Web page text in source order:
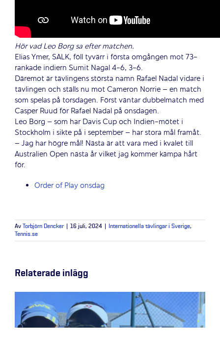
Hör vad Leo Borg sa efter matchen.
Elias Ymer, SALK, föll tyvärr i första omgången mot 73-
rankade indiern Sumit Nagal 4-6, 3-6.
Däremot är tävlingens största namn Rafael Nadal vidare i
tävlingen och ställs nu mot Cameron Norrie – en match
som spelas på torsdagen. Först väntar dubbelmatch med
Casper Ruud för Rafael Nadal på onsdagen.
Leo Borg – som har Davis Cup och Indien-mötet i
Stockholm i sikte på i september – har stora mål framåt.
– Jag har högre mål! Nästa är att vara med i kvalet till
Australien Open nästa år vilket jag kommer kämpa hårt
för.
Order of Play onsdag
Av Torbjörn Dencker 16 juli, 2024 Internationella tävlingar i Sverige,
Tennis.se
Relaterade inlägg